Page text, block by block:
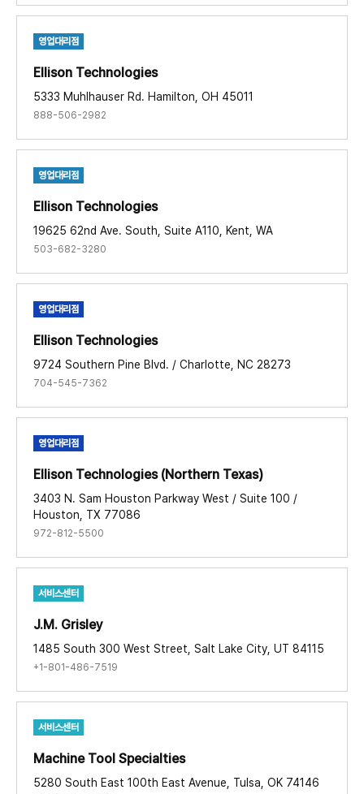
영업대리점
Ellison Technologies ​
5333 Muhlhauser Rd. Hamilton, OH 45011
888-506-2982
영업대리점
Ellison Technologies​
19625 62nd Ave. South, Suite A110, Kent, WA
503-682-3280
영업대리점
Ellison Technologies​
9724 Southern Pine Blvd. / Charlotte, NC 28273
704-545-7362
영업대리점
Ellison Technologies (Northern Texas)​
3403 N. Sam Houston Parkway West / Suite 100 /
Houston, TX 77086
972-812-5500
서비스센터
J.M. Grisley​
1485 South 300 West Street, Salt Lake City, UT 84115
+1-801-486-7519
서비스센터
Machine Tool Specialties ​
5280 South East 100th East Avenue, Tulsa, OK 74146